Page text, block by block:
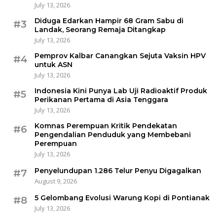
July 13, 2026
#3
Diduga Edarkan Hampir 68 Gram Sabu di
Landak, Seorang Remaja Ditangkap
July 13, 2026
#4
Pemprov Kalbar Canangkan Sejuta Vaksin HPV
untuk ASN
July 13, 2026
#5
Indonesia Kini Punya Lab Uji Radioaktif Produk
Perikanan Pertama di Asia Tenggara
July 13, 2026
#6
Komnas Perempuan Kritik Pendekatan
Pengendalian Penduduk yang Membebani
Perempuan
July 13, 2026
#7
Penyelundupan 1.286 Telur Penyu Digagalkan
August 9, 2026
#8
5 Gelombang Evolusi Warung Kopi di Pontianak
July 13, 2026